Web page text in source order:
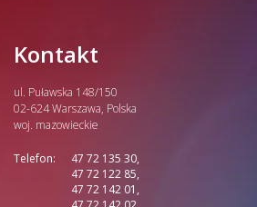
Kontakt
ul. Puławska 148/150
02-624 Warszawa, Polska
woj. mazowieckie
Telefon:
47 72 135 30,
47 72 122 85,
47 72 142 01,